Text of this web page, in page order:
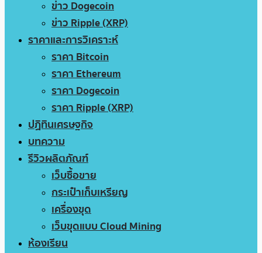
ข่าว Dogecoin
ข่าว Ripple (XRP)
ราคาและการวิเคราะห์
ราคา Bitcoin
ราคา Ethereum
ราคา Dogecoin
ราคา Ripple (XRP)
ปฏิทินเศรษฐกิจ
บทความ
รีวิวผลิตภัณฑ์
เว็บซื้อขาย
กระเป๋าเก็บเหรียญ
เครื่องขุด
เว็บขุดแบบ Cloud Mining
ห้องเรียน